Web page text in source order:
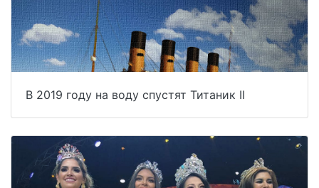
В 2019 году на воду спустят Титаник II